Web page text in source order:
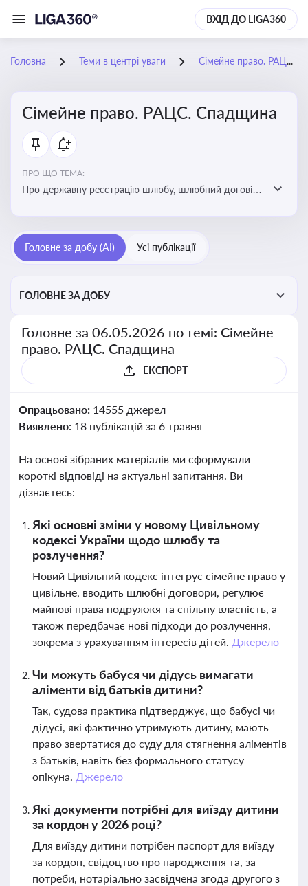
ВХІД ДО LIGA360
Головна Теми в центрі уваги Сімейне право. РАЦС. Спадщина
Сімейне право. РАЦС. Спадщина
ПРО ЩО ТЕМА:
Про державну реєстрацію шлюбу, шлюбний договір,
прийомну сім’ю, визнання недієздатності,
позбавлення батьківських прав, виховання дитини,
Головне за добу (AI) Усі публікації
ГОЛОВНЕ ЗА ДОБУ
Головне за 06.05.2026 по темі: Сімейне
право. РАЦС. Спадщина
ЕКСПОРТ
Опрацьовано: 14555 джерел
Виявлено: 18 публікацій за 6 травня
На основі зібраних матеріалів ми сформували
короткі відповіді на актуальні запитання. Ви
дізнаєтесь:
Які основні зміни у новому Цивільному
кодексі України щодо шлюбу та
розлучення?
Новий Цивільний кодекс інтегрує сімейне право у
цивільне, вводить шлюбні договори, регулює
майнові права подружжя та спільну власність, а
також передбачає нові підходи до розлучення,
зокрема з урахуванням інтересів дітей. Джерело
Чи можуть бабуся чи дідусь вимагати
аліменти від батьків дитини?
Так, судова практика підтверджує, що бабусі чи
дідусі, які фактично утримують дитину, мають
право звертатися до суду для стягнення аліментів
з батьків, навіть без формального статусу
опікуна. Джерело
Які документи потрібні для виїзду дитини
за кордон у 2026 році?
Для виїзду дитини потрібен паспорт для виїзду
за кордон, свідоцтво про народження та, за
потреби, нотаріально засвідчена згода другого з